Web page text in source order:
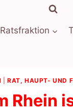
Ratsfraktion
|RAT, HAUPT- UND
Rhein